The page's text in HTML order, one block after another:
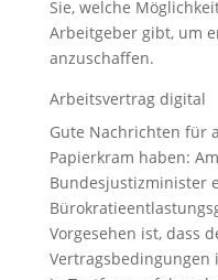
Sie, welche
Arbeitgeber gibt, um
anzuschaffen.
Arbeitsvertrag digital
Gute Nachrichten für
Papierkram haben:
Bundesjustizminister
Vorgesehen ist, dass